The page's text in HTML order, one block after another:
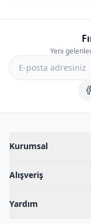
Yeni
Kurumsal
Blog
İç Giyim Rehberi
Alışveriş
Yardım